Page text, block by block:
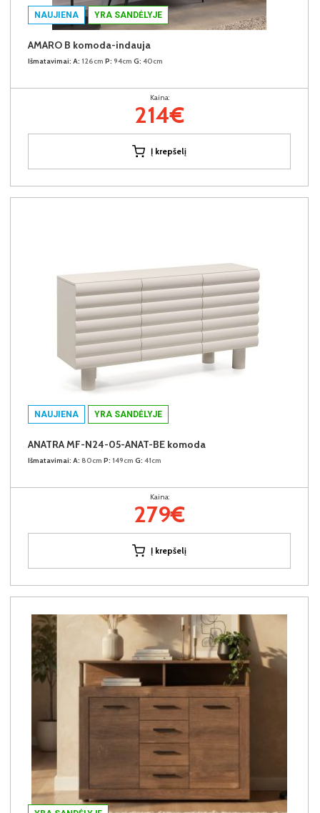
NAUJIENA YRA SANDĖLYJE
AMARO B komoda-indauja
Išmatavimai: A: 126cm P: 94cm G: 40cm
Kaina:
214€
Į krepšelį
NAUJIENA YRA SANDĖLYJE
ANATRA MF-N24-05-ANAT-BE komoda
Išmatavimai: A: 80cm P: 149cm G: 41cm
Kaina:
279€
Į krepšelį